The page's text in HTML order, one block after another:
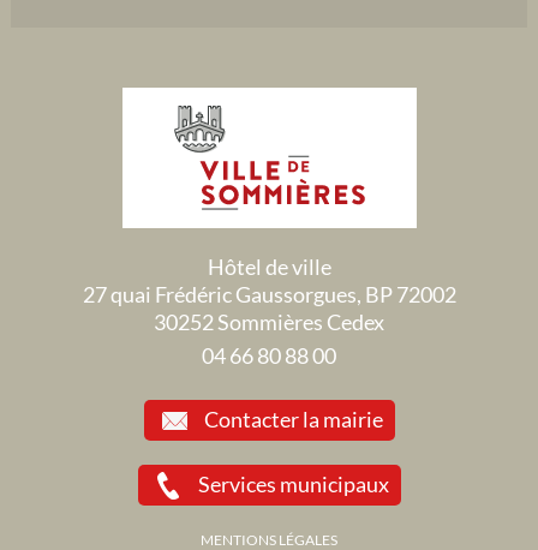
Hôtel de ville
27 quai Frédéric Gaussorgues, BP 72002
30252 Sommières Cedex
04 66 80 88 00
Contacter la mairie
Services municipaux
MENTIONS LÉGALES